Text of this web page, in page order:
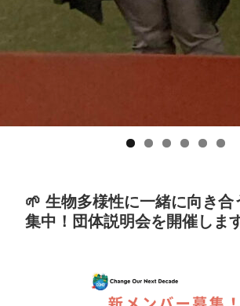
🌱 生物多様性に一緒に向き合
集中！団体説明会を開催しま